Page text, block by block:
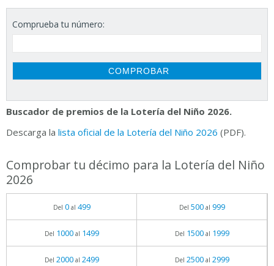
Comprueba tu número:
Buscador de premios de la Lotería del Niño 2026.
Descarga la lista oficial de la Lotería del Niño 2026 (PDF).
Comprobar tu décimo para la Lotería del Niño
2026
Del 0al 499 Del 500al 999
Del 1000al 1499 Del 1500al 1999
Del 2000al 2499 Del 2500al 2999